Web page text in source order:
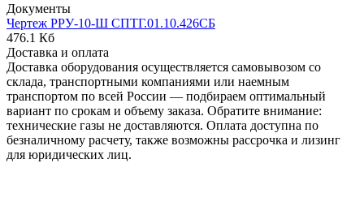
Документы
Чертеж РРУ-10-Ш СПТГ.01.10.426СБ
476.1 Кб
Доставка и оплата
Доставка оборудования осуществляется самовывозом со
склада, транспортными компаниями или наемным
транспортом по всей России — подбираем оптимальный
вариант по срокам и объему заказа. Обратите внимание:
технические газы не доставляются. Оплата доступна по
безналичному расчету, также возможны рассрочка и лизинг
для юридических лиц.